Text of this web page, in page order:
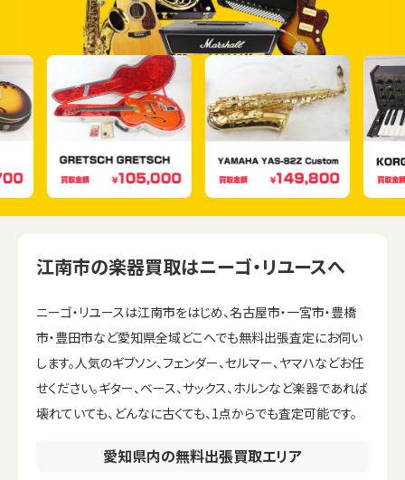
江南市の楽器買取はニーゴ・リユースへ
ニーゴ・リユースは江南市をはじめ、名古屋市・一宮市・豊橋
市・豊田市など愛知県全域どこへでも無料出張査定にお伺い
します。人気のギブソン、フェンダー、セルマー、ヤマハなどお任
せください。ギター、ベース、サックス、ホルンなど楽器であれば
壊れていても、どんなに古くても、1点からでも査定可能です。
愛知県内の無料出張買取エリア